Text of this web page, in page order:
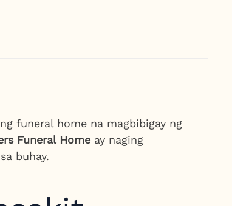
funeral home na magbibigay ng
Funeral Home ay naging
buhay.